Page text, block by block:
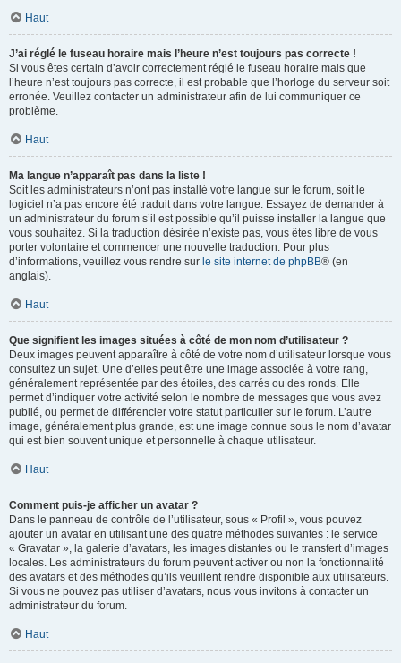
Haut
J’ai réglé le fuseau horaire mais l’heure n’est toujours pas correcte !
Si vous êtes certain d’avoir correctement réglé le fuseau horaire mais que
l’heure n’est toujours pas correcte, il est probable que l’horloge du serveur soit
erronée. Veuillez contacter un administrateur afin de lui communiquer ce
problème.
Haut
Ma langue n’apparaît pas dans la liste !
Soit les administrateurs n’ont pas installé votre langue sur le forum, soit le
logiciel n’a pas encore été traduit dans votre langue. Essayez de demander à
un administrateur du forum s’il est possible qu’il puisse installer la langue que
vous souhaitez. Si la traduction désirée n’existe pas, vous êtes libre de vous
porter volontaire et commencer une nouvelle traduction. Pour plus
d’informations, veuillez vous rendre sur le site internet de phpBB® (en
anglais).
Haut
Que signifient les images situées à côté de mon nom d’utilisateur ?
Deux images peuvent apparaître à côté de votre nom d’utilisateur lorsque vous
consultez un sujet. Une d’elles peut être une image associée à votre rang,
généralement représentée par des étoiles, des carrés ou des ronds. Elle
permet d’indiquer votre activité selon le nombre de messages que vous avez
publié, ou permet de différencier votre statut particulier sur le forum. L’autre
image, généralement plus grande, est une image connue sous le nom d’avatar
qui est bien souvent unique et personnelle à chaque utilisateur.
Haut
Comment puis-je afficher un avatar ?
Dans le panneau de contrôle de l’utilisateur, sous « Profil », vous pouvez
ajouter un avatar en utilisant une des quatre méthodes suivantes : le service
« Gravatar », la galerie d’avatars, les images distantes ou le transfert d’images
locales. Les administrateurs du forum peuvent activer ou non la fonctionnalité
des avatars et des méthodes qu’ils veuillent rendre disponible aux utilisateurs.
Si vous ne pouvez pas utiliser d’avatars, nous vous invitons à contacter un
administrateur du forum.
Haut